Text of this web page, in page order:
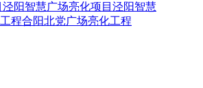
广场亮化项目泾阳智慧
合阳北党广场亮化工程